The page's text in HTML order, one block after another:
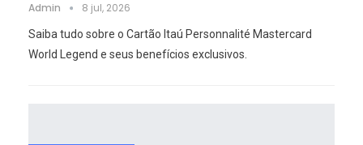
Admin 8 jul, 2026
Saiba tudo sobre o Cartão Itaú Personnalité Mastercard
World Legend e seus benefícios exclusivos.